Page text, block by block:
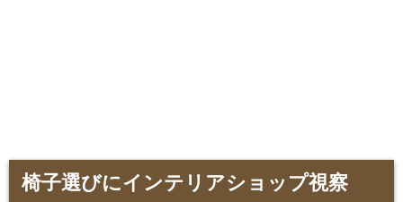
椅子選びにインテリアショップ視察